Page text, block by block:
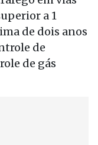
a 1
de dois anos
de
de gás